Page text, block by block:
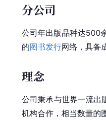
分公司
公司年出版品种达500
的图书发行网络，具备
理念
公司秉承与世界一流出
机构合作，相当数量的